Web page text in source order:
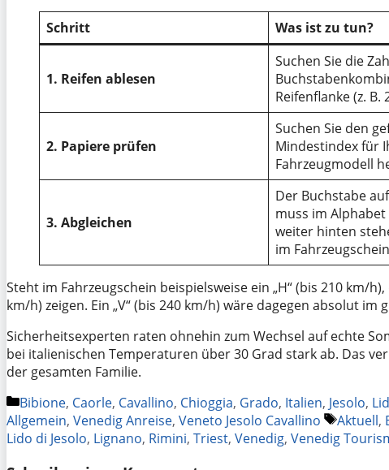
Schritt Was ist zu tun?
1. Reifen ablesen
Suchen Sie die
Reifenflanke (z. B.
2. Papiere prüfen
Suchen Sie den
Mindestindex für
Fahrzeugmodell
3. Abgleichen
Der Buchstabe
muss im
weiter hinten
im
Steht im Fahrzeugschein beispielsweise ein „H“ (bis 210 km/
km/h) zeigen. Ein „V“ (bis 240 km/h) wäre dagegen absolut im
Sicherheitsexperten raten ohnehin zum Wechsel auf echte
bei italienischen Temperaturen über 30 Grad stark ab. Das
der gesamten Familie.
Kategorien
Bibione, Caorle, Cavallino, Chioggia, Grado, Italien, Jesolo,
Allgemein, Venedig Anreise, Veneto Jesolo Cavallino Aktuell,
Lido di Jesolo, Lignano, Rimini, Triest, Venedig, Venedig